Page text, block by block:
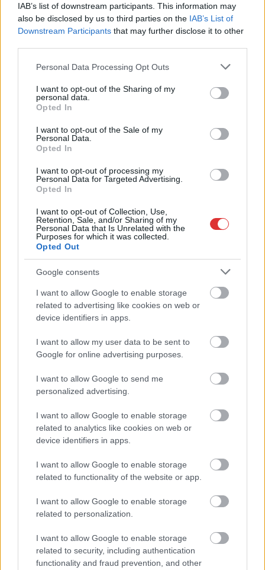
IAB’s list of downstream participants. This information may
also be disclosed by us to third parties on the IAB’s List of
Downstream Participants that may further disclose it to other
Please note that this website/app uses one or more Google
not limited to your visit or usage behaviour. You may click to
grant or deny consent to Google and its third-party tags to
use your data for below specified purposes in below Google
consent section.
Personal Data Processing Opt Outs
I want to opt-out of the Sharing of my
personal data.
Opted In
I want to opt-out of the Sale of my
Personal Data.
Opted In
I want to opt-out of processing my
Personal Data for Targeted Advertising.
Opted In
I want to opt-out of Collection, Use,
Retention, Sale, and/or Sharing of my
Personal Data that Is Unrelated with the
Purposes for which it was collected.
Opted Out
Google consents
I want to allow Google to enable storage
related to advertising like cookies on web or
device identifiers in apps.
I want to allow my user data to be sent to
Google for online advertising purposes.
I want to allow Google to send me
personalized advertising.
I want to allow Google to enable storage
related to analytics like cookies on web or
device identifiers in apps.
I want to allow Google to enable storage
related to functionality of the website or app.
I want to allow Google to enable storage
related to personalization.
I want to allow Google to enable storage
related to security, including authentication
functionality and fraud prevention, and other
köztársasági elnökkel
találkozott kedden a
jászberényi Kutyákkal
az Életért Alapítvány
három, Törökországot
közölték, az alapítvány
három mentőkutyavezetője és mentőkutyája a Magyar
Szeretetszolgálat HUBA Rescue 24-es kontingensének
tagjaiként a törökországi földrengésnél tanúsított áldozatos
Marcell és BlackSzabó Gábor és Gogo Gogóról megírtuk, hogy
megsérült mentés közben, míg Mező Marcellről azt, hogy
hogyan fogadták iskolájában az osztálytársai. Nyitóképünkön
a magyar mentőcsapat legfiatalabb tagja, Mező Marcell
beszélget Novák Katalinnal Forrás és fotó: Kutyákkal az
Életért…
TOVÁBB OLVASOM
JNSZ megyei hírek gogo, huba,Jászberény ,Kutyákkal az Életért
Alapítvány,mező marcell,mezősi tamás